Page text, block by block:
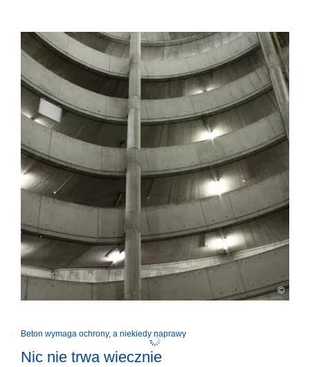
©
Beton wymaga ochrony, a niekiedy naprawy
Nic nie trwa wiecznie